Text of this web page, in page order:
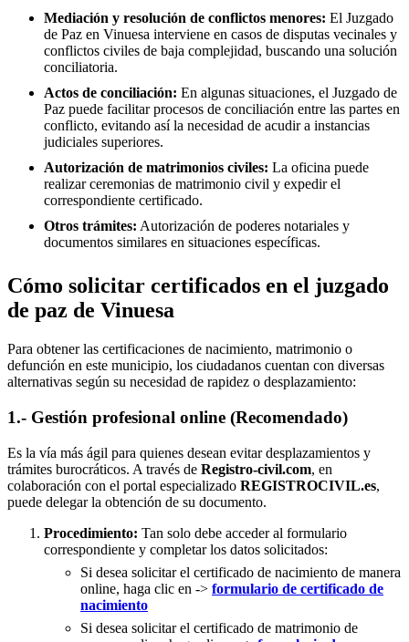
Mediación y resolución de conflictos menores: El Juzgado
de Paz en Vinuesa interviene en casos de disputas vecinales y
conflictos civiles de baja complejidad, buscando una solución
conciliatoria.
Actos de conciliación: En algunas situaciones, el Juzgado de
Paz puede facilitar procesos de conciliación entre las partes en
conflicto, evitando así la necesidad de acudir a instancias
judiciales superiores.
Autorización de matrimonios civiles: La oficina puede
realizar ceremonias de matrimonio civil y expedir el
correspondiente certificado.
Otros trámites: Autorización de poderes notariales y
documentos similares en situaciones específicas.
Cómo solicitar certificados en el juzgado
de paz de Vinuesa
Para obtener las certificaciones de nacimiento, matrimonio o
defunción en este municipio, los ciudadanos cuentan con diversas
alternativas según su necesidad de rapidez o desplazamiento:
1.- Gestión profesional online (Recomendado)
Es la vía más ágil para quienes desean evitar desplazamientos y
trámites burocráticos. A través de Registro-civil.com, en
colaboración con el portal especializado REGISTROCIVIL.es,
puede delegar la obtención de su documento.
Procedimiento: Tan solo debe acceder al formulario
correspondiente y completar los datos solicitados:
Si desea solicitar el certificado de nacimiento de manera
online, haga clic en -> formulario de certificado de
nacimiento
Si desea solicitar el certificado de matrimonio de